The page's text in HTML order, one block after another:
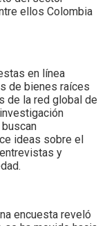
ellos Colombia
en línea
de bienes raíces
de la red global de
ideas sobre el
y
encuesta reveló